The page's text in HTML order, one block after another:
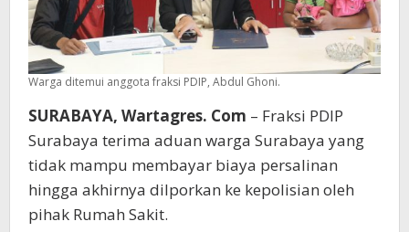
Warga ditemui anggota fraksi PDIP, Abdul Ghoni.
SURABAYA, Wartagres. Com – Fraksi PDIP
Surabaya terima aduan warga Surabaya yang
tidak mampu membayar biaya persalinan
hingga akhirnya dilporkan ke kepolisian oleh
pihak Rumah Sakit.